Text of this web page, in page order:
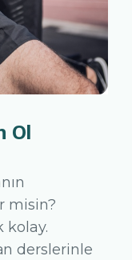
Ol
misin?
kolay.
derslerinle